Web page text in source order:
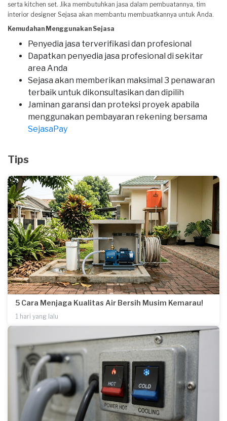
serta kitchen set. Jika membutuhkan jasa dalam pembuatannya, tim
interior designer Sejasa akan membantu membuatkannya untuk Anda.
Kemudahan Menggunakan Sejasa
Penyedia jasa terverifikasi dan profesional
Dapatkan penyedia jasa profesional di sekitar
area Anda
Sejasa akan memberikan maksimal 3 penawaran
terbaik untuk dikonsultasikan dan dipilih
Jaminan garansi dan proteksi proyek apabila
menggunakan pembayaran rekening bersama
SejasaPay
Tips
5 Cara Menjaga Kualitas Air Bersih Musim Kemarau!
1 hari yang lalu